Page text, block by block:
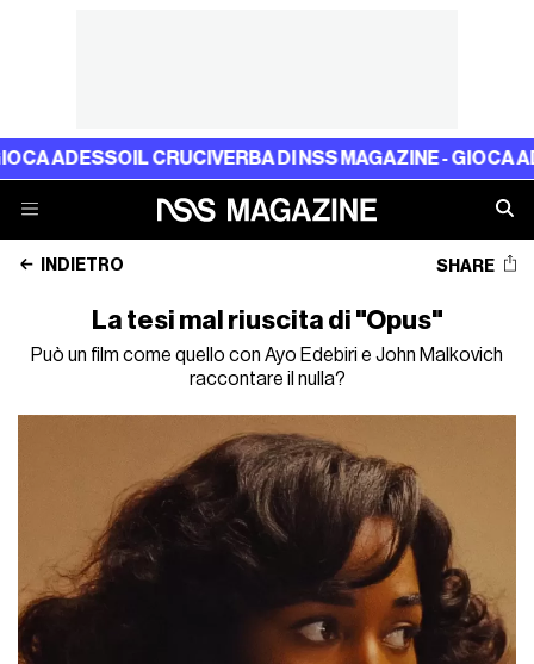
IL CRUCIVERBA DI NSS MAGAZINE - GIOCA
INDIETRO SHARE
La tesi mal riuscita di "Opus"
Può un film come quello con Ayo Edebiri e John Malkovich
raccontare il nulla?